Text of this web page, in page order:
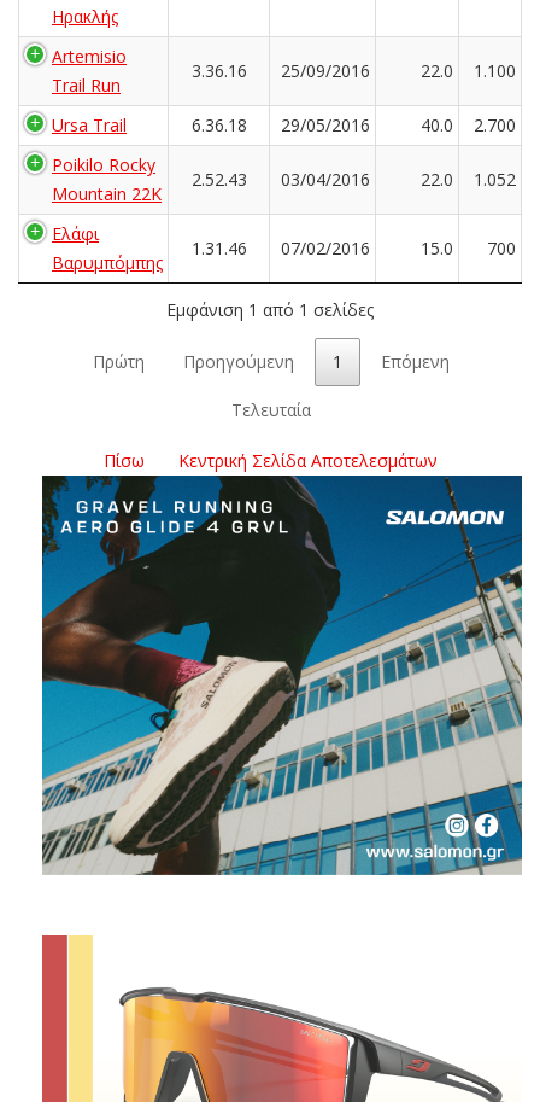
Ηρακλής
Artemisio
Trail Run
3.36.16 25/09/2016 22.0 1.100
Ursa Trail 6.36.18 29/05/2016 40.0
2.700
Poikilo Rocky
Mountain 22K
2.52.43 03/04/2016 22.0 1.052
Ελάφι
Βαρυμπόμπης
1.31.46 07/02/2016 15.0 700
Εμφάνιση 1 από 1 σελίδες
Πρώτη Προηγούμενη 1 Επόμενη
Τελευταία
Πίσω Κεντρική Σελίδα Αποτελεσμάτων